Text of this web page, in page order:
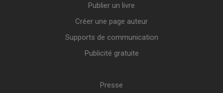
Publier un livre
Créer une page auteur
Supports de communication
Publicité gratuite
Presse